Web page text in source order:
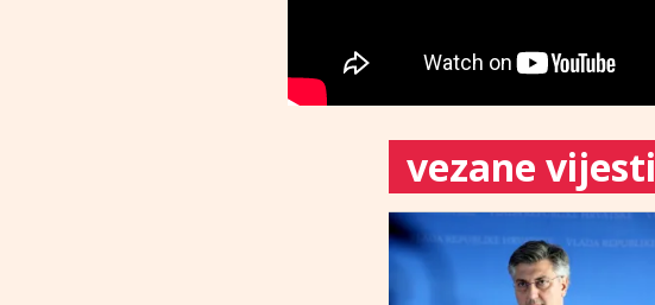
vezane vijesti